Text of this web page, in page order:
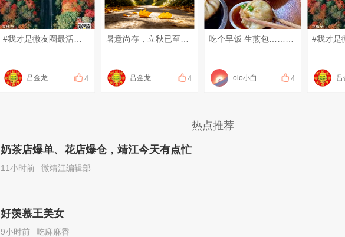
#我才是微友圈最活跃的那个#
吕金龙 4
暑意尚存，立秋已至。采一份舒宁在心，静待第一片梧桐叶落，也祝你万事顺意，一切安好！早安#我才是微友圈最活跃的那个#
吕金龙 4
吃个早饭 生煎包……底壳太硬，差评#每天一条靖江圈#
4 吕
热点推荐
奶茶店爆单、花店爆仓，靖江今天有点忙
11小时前 微靖江编辑部
好羡慕王美女
9小时前 吃麻麻香